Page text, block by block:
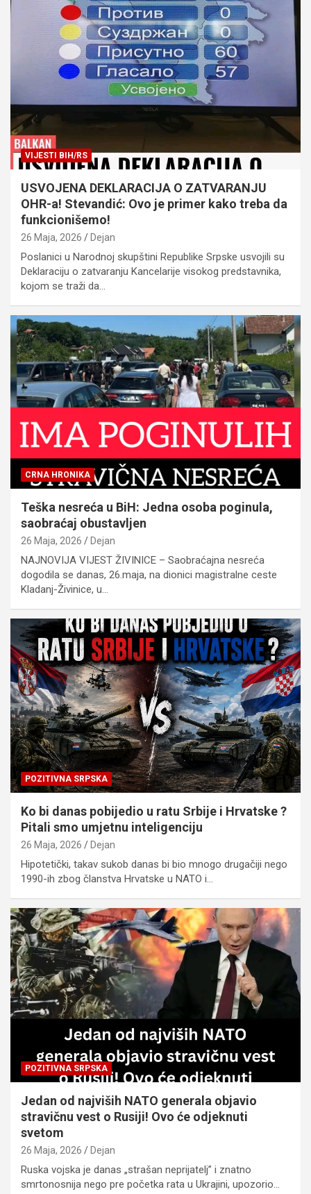
VIJESTI BIH/RS
USVOJENA DEKLARACIJA O ZATVARANJU
OHR-a! Stevandić: Ovo je primer kako treba da
funkcionišemo!
26 Maja, 2026 Dejan
Poslanici u Narodnoj skupštini Republike Srpske usvojili su
Deklaraciju o zatvaranju Kancelarije visokog predstavnika,
kojom se traži da…
CRNA HRONIKA
Teška nesreća u BiH: Jedna osoba poginula,
saobraćaj obustavljen
26 Maja, 2026 Dejan
NAJNOVIJA VIJEST ŽIVINICE – Saobraćajna nesreća
dogodila se danas, 26.maja, na dionici magistralne ceste
Kladanj-Živinice, u…
POZITIVNA SRPSKA
Ko bi danas pobijedio u ratu Srbije i Hrvatske ?
Pitali smo umjetnu inteligenciju
26 Maja, 2026 Dejan
Hipotetički, takav sukob danas bi bio mnogo drugačiji nego
1990-ih zbog članstva Hrvatske u NATO i…
POZITIVNA SRPSKA
Jedan od najviših NATO generala objavio
stravičnu vest o Rusiji! Ovo će odjeknuti
svetom
26 Maja, 2026 Dejan
Ruska vojska je danas „strašan neprijatelj” i znatno
smrtonosnija nego pre početka rata u Ukrajini, upozorio…